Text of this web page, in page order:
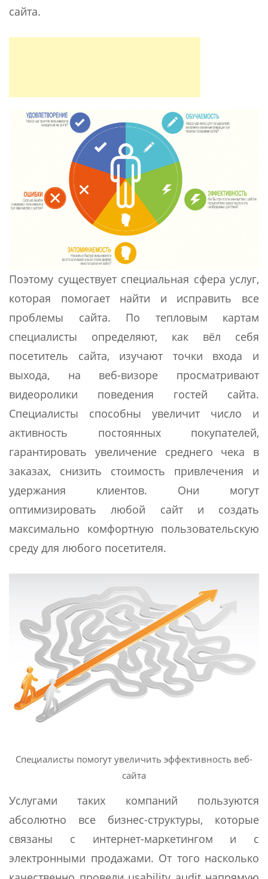
сайта.
Поэтому существует специальная сфера услуг,
которая помогает найти и исправить все
проблемы сайта. По тепловым картам
специалисты определяют, как вёл себя
посетитель сайта, изучают точки входа и
выхода, на веб-визоре просматривают
видеоролики поведения гостей сайта.
Специалисты способны увеличит число и
активность постоянных покупателей,
гарантировать увеличение среднего чека в
заказах, снизить стоимость привлечения и
удержания клиентов. Они могут
оптимизировать любой сайт и создать
максимально комфортную пользовательскую
среду для любого посетителя.
Специалисты помогут увеличить эффективность веб-
сайта
Услугами таких компаний пользуются
абсолютно все бизнес-структуры, которые
связаны с интернет-маркетингом и с
электронными продажами. От того насколько